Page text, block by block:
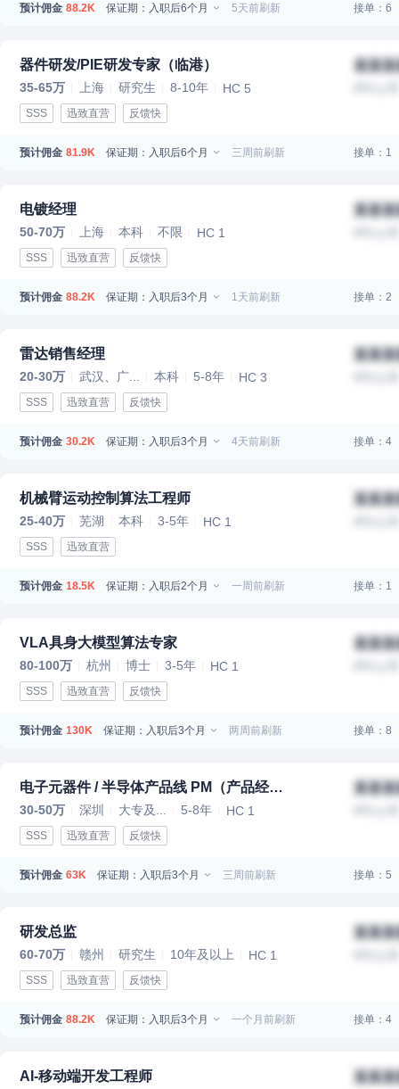
预计佣金 88.2K 保证期：入职后6个月 5天前刷新 接单：6
器件研发/PIE研发专家（临港）
35-65万 上海 研究生 8-10年 HC 5
SSS 迅致直营 反馈快
某某
预计佣金 81.9K 保证期：入职后6个月 三周前刷新 接单：1
电镀经理
50-70万 上海 本科 不限 HC 1
SSS 迅致直营 反馈快
某某
预计佣金 88.2K 保证期：入职后3个月 1天前刷新 接单：2
雷达销售经理
20-30万 武汉、广... 本科 5-8年 HC 3
SSS 迅致直营 反馈快
某某
预计佣金 30.2K 保证期：入职后3个月 4天前刷新 接单：4
机械臂运动控制算法工程师
25-40万 芜湖 本科 3-5年 HC 1
SSS 迅致直营
某某
预计佣金 18.5K 保证期：入职后2个月 一周前刷新 接单：1
VLA具身大模型算法专家
80-100万 杭州 博士 3-5年 HC 1
SSS 迅致直营 反馈快
某某
预计佣金 130K 保证期：入职后3个月 两周前刷新 接单：8
电子元器件 / 半导体产品线 PM（产品经理）
30-50万 深圳 大专及... 5-8年 HC 1
SSS 迅致直营 反馈快
某某
预计佣金 63K 保证期：入职后3个月 三周前刷新 接单：5
研发总监
60-70万 赣州 研究生 10年及以上 HC 1
SSS 迅致直营 反馈快
某某
预计佣金 88.2K 保证期：入职后3个月 一个月前刷新 接单：4
AI-移动端开发工程师 某某